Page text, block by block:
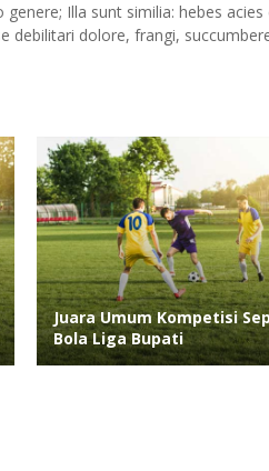
Illa sunt similia: hebes
debilitari dolore, frangi,
Juara Umum Kompetisi
Bola Liga Bupati